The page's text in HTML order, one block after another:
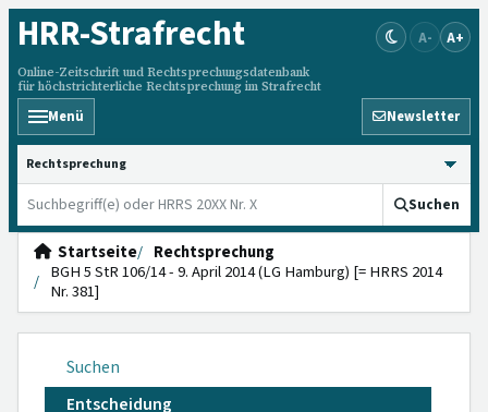
HRR-Strafrecht
Online-Zeitschrift und Rechtsprechungsdatenbank
für höchstrichterliche Rechtsprechung im Strafrecht
A- A+
Menü Newsletter
HRRS durchsuchen
Suchen
Startseite
Rechtsprechung
BGH 5 StR 106/14 - 9. April 2014 (LG Hamburg) [= HRRS 2014
Nr. 381]
Suchen
Entscheidung